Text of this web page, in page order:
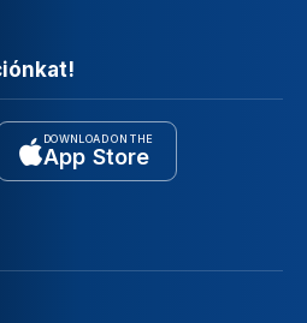
DOWNLOAD ON THE
App Store